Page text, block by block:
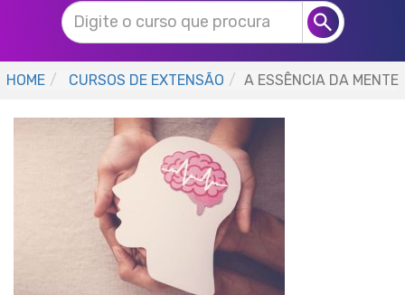
HOME CURSOS DE EXTENSÃO A ESSÊNCIA DA MENTE